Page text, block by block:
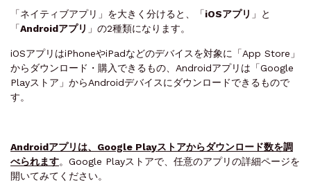
「ネイティブアプリ」を大きく分けると、「iOSアプリ 」と
「Androidアプリ 」 の2種類になります。
iOSアプリはiPhoneやiPadなどのデバイスを対象に「App Store」
からダウンロード・購入できるもの、Androidアプリは「Google
Playストア」からAndroidデバイスにダウンロードできるもので
す。
Androidアプリは、Google Playストアからダウンロード数を調
べられます。Google Playストアで、任意のアプリの詳細ページを
開いてみてください。